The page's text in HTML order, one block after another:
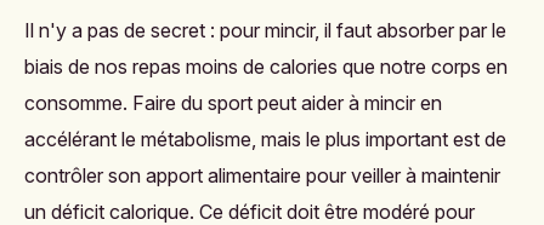
Il n'y a pas de secret : pour mincir, il faut absorber par le
biais de nos repas moins de calories que notre corps en
consomme. Faire du sport peut aider à mincir en
accélérant le métabolisme, mais le plus important est de
contrôler son apport alimentaire pour veiller à maintenir
un déficit calorique. Ce déficit doit être modéré pour